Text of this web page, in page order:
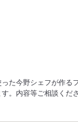
た今野シェフが作る
。内容等ご相談く